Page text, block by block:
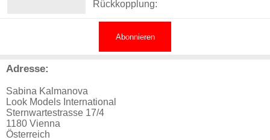
Rückkopplung:
Abonnieren
Adresse:
Sabina Kalmanova
Look Models International
Sternwartestrasse 17/4
1180 Vienna
Österreich